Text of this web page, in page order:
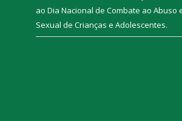
ao Dia Nacional de Combate ao Abuso
Sexual de Crianças e Adolescentes.